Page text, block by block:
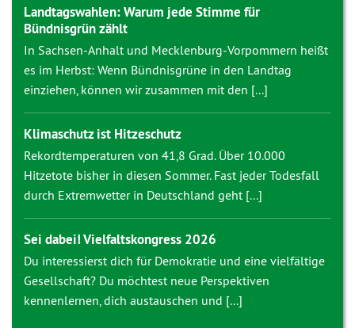
Landtagswahlen: Warum jede Stimme für
Bündnisgrün zählt
In Sachsen-Anhalt und Mecklenburg-Vorpommern heißt
es im Herbst: Wenn Bündnisgrüne in den Landtag
einziehen, können wir zusammen mit den [...]
Klimaschutz ist Hitzeschutz
Rekordtemperaturen von 41,8 Grad. Über 10.000
Hitzetote bisher in diesen Sommer. Fast jeder Todesfall
durch Extremwetter in Deutschland geht [...]
Sei dabei! Vielfaltskongress 2026
Du interessierst dich für Demokratie und eine vielfältige
Gesellschaft? Du möchtest neue Perspektiven
kennenlernen, dich austauschen und [...]